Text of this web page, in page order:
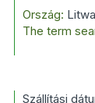
Ország: Litwa
The term
Szállítási